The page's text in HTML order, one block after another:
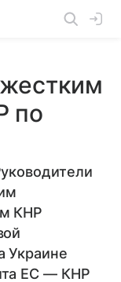
жестким
по
КНР
Украине
ЕС — КНР